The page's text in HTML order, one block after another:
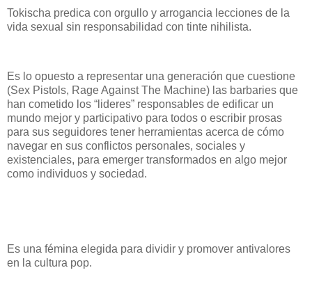
Tokischa predica con orgullo y arrogancia lecciones de la
vida sexual sin responsabilidad con tinte nihilista.
Es lo opuesto a representar una generación que cuestione
(Sex Pistols, Rage Against The Machine) las barbaries que
han cometido los “lideres” responsables de edificar un
mundo mejor y participativo para todos o escribir prosas
para sus seguidores tener herramientas acerca de cómo
navegar en sus conflictos personales, sociales y
existenciales, para emerger transformados en algo mejor
como individuos y sociedad.
Es una fémina elegida para dividir y promover antivalores
en la cultura pop.